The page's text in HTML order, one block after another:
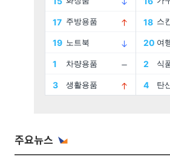
주요뉴스